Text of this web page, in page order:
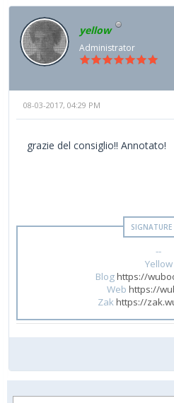
yellow
Administrator
08-03-2017, 04:29 PM
grazie del consiglio!! Annotato!
--
Yellow
Bloghttps://
Web https://
Zak https://